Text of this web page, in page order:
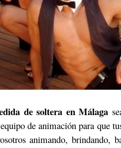
de soltera en Málaga
de animación para que
animando, brindando,